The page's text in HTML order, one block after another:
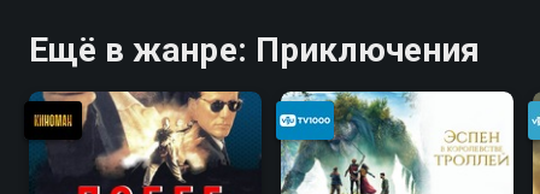
Ещё в жанре: Приключения